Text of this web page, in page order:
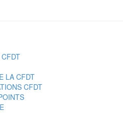
LA CFDT
CFDT